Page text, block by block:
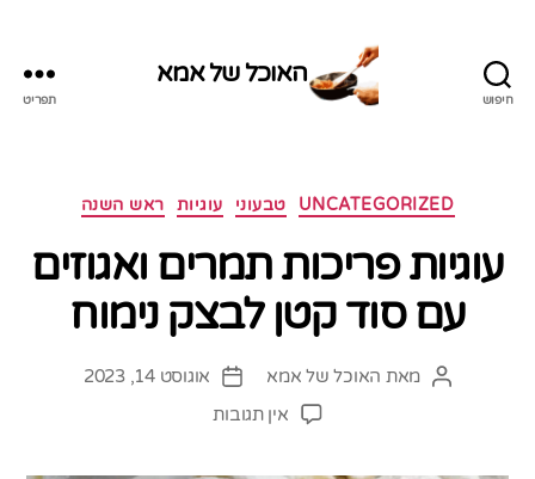
חיפוש
האוכל של אמא
תפריט
קטגוריות UNCATEGORIZED טבעוני עוגיות ראש השנה
עוגיות פריכות תמרים ואגוזים
עם סוד קטן לבצק נימוח
המחבר
מאת האוכל של אמא
תאריךאוגוסט 14, 2023
אין תגובותעל